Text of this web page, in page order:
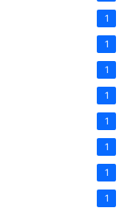
1
1
1
1
1
1
1
1